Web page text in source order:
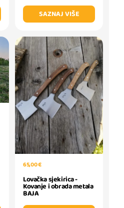
SAZNAJ VIŠE
65,00 €
Lovačka sjekirica -
Kovanje i obrada metala
BAJA